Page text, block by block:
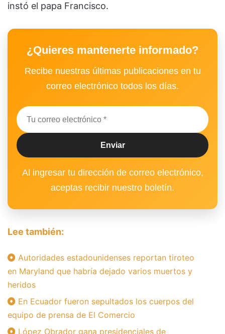
instó el papa Francisco.
¿Quieres mantenerte informado?
Recibe nuestras últimas publicaciones en tu
correo electrónico todos los días.
Al ingresar tu dirección de correo electrónico,
aceptas recibir nuestro boletín.
Lee también:
Autoridades estadounidenses reportan tiroteo
en Maryland que habría dejado varios muertos y
heridos
En Ecuador fueron sepultados los cuerpos del
equipo de prensa de El Comercio
López Obrador gana presidenciales de